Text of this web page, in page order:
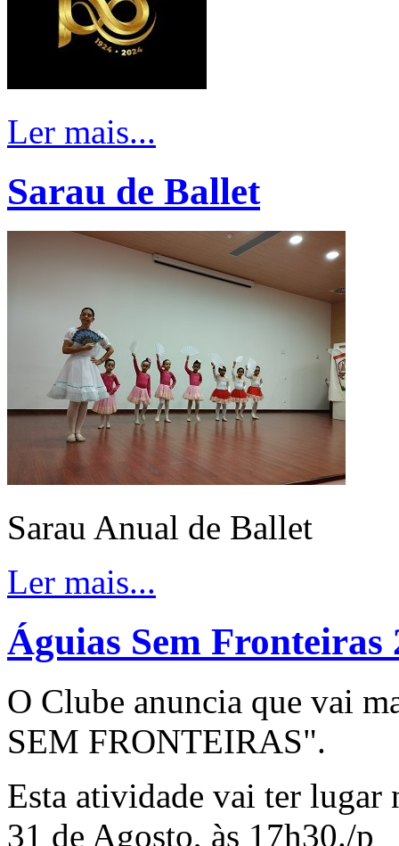
Ler mais...
Sarau de Ballet
Sarau Anual de Ballet
Ler mais...
Águias Sem Fronteiras
O Clube anuncia que vai
SEM FRONTEIRAS".
Esta atividade vai ter lugar
31 de Agosto, às 17h30./p